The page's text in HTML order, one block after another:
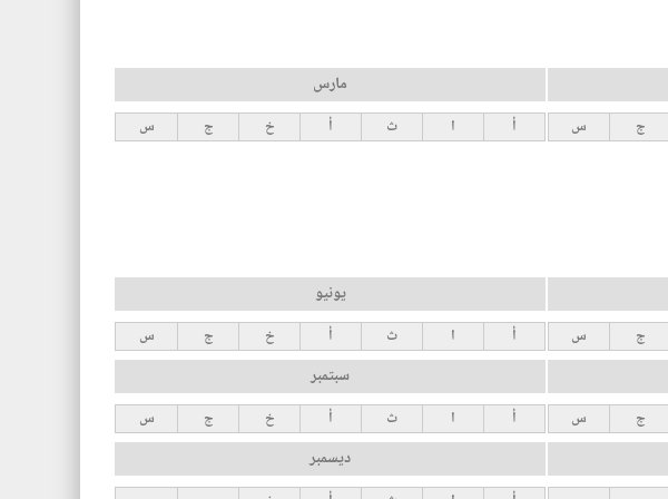
ج س
مارس
أ ا ث أ خ ج س
ج س
يونيو
أ ا ث أ خ ج س
ج س
سبتمبر
أ ا ث أ خ ج س
ديسمبر